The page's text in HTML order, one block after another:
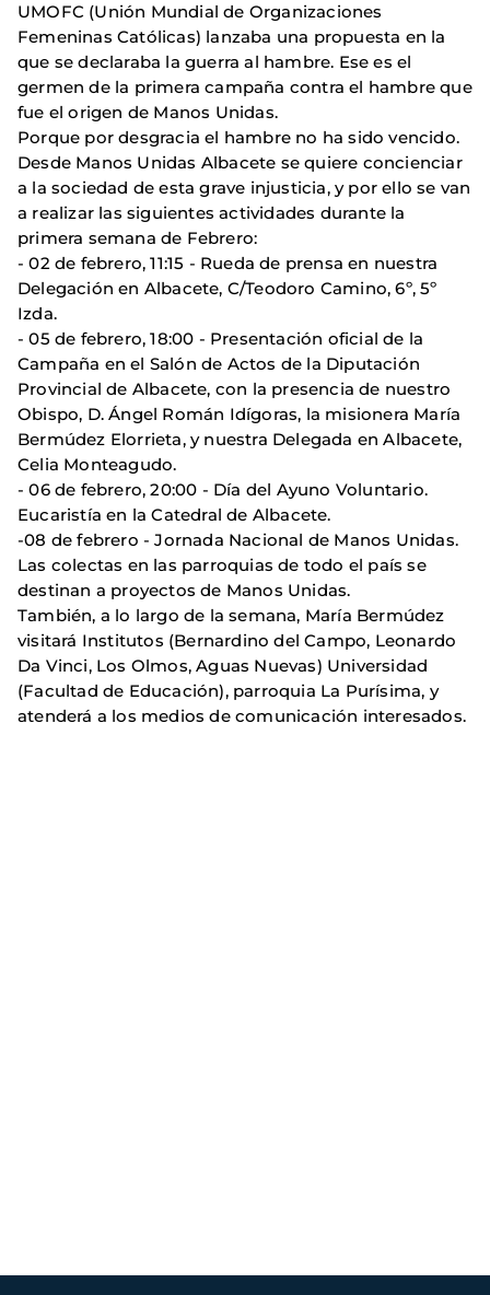
UMOFC (Unión Mundial de Organizaciones
Femeninas Católicas) lanzaba una propuesta en la
que se declaraba la guerra al hambre. Ese es el
germen de la primera campaña contra el hambre que
fue el origen de Manos Unidas.
Porque por desgracia el hambre no ha sido vencido.
Desde Manos Unidas Albacete se quiere concienciar
a la sociedad de esta grave injusticia, y por ello se van
a realizar las siguientes actividades durante la
primera semana de Febrero:
- 02 de febrero, 11:15 - Rueda de prensa en nuestra
Delegación en Albacete, C/Teodoro Camino, 6º, 5º
Izda.
- 05 de febrero, 18:00 - Presentación oficial de la
Campaña en el Salón de Actos de la Diputación
Provincial de Albacete, con la presencia de nuestro
Obispo, D. Ángel Román Idígoras, la misionera María
Bermúdez Elorrieta, y nuestra Delegada en Albacete,
Celia Monteagudo.
- 06 de febrero, 20:00 - Día del Ayuno Voluntario.
Eucaristía en la Catedral de Albacete.
-08 de febrero - Jornada Nacional de Manos Unidas.
Las colectas en las parroquias de todo el país se
destinan a proyectos de Manos Unidas.
También, a lo largo de la semana, María Bermúdez
visitará Institutos (Bernardino del Campo, Leonardo
Da Vinci, Los Olmos, Aguas Nuevas) Universidad
(Facultad de Educación), parroquia La Purísima, y
atenderá a los medios de comunicación interesados.